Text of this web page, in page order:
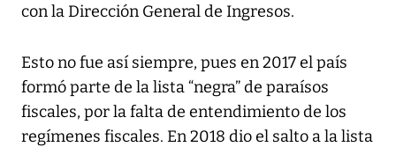
con la Dirección General de Ingresos.
Esto no fue así siempre, pues en 2017 el país
formó parte de la lista “negra” de paraísos
fiscales, por la falta de entendimiento de los
regímenes fiscales. En 2018 dio el salto a la lista